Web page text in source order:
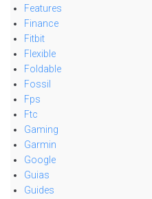
Features
Finance
Fitbit
Flexible
Foldable
Fossil
Fps
Ftc
Gaming
Garmin
Google
Guias
Guides